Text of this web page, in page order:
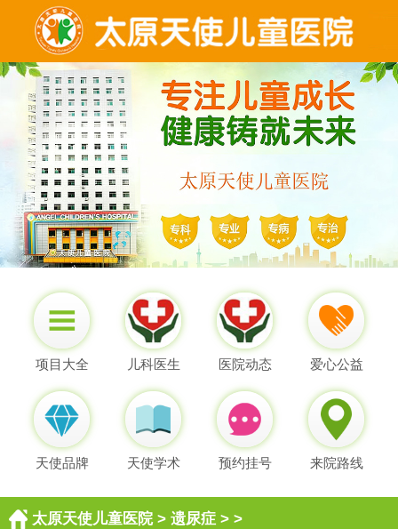
项目大全 儿科医生 医院动态 爱心公益
天使品牌 天使学术 预约挂号 来院路线
太原天使儿童医院> 遗尿症> >